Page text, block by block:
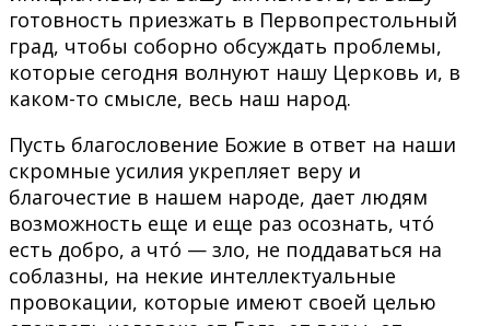
готовность приезжать в Первопрестольный
град, чтобы соборно обсуждать проблемы,
которые сегодня волнуют нашу Церковь и, в
каком-то смысле, весь наш народ.
Пусть благословение Божие в ответ на наши
скромные усилия укрепляет веру и
благочестие в нашем народе, дает людям
возможность еще и еще раз осознать, чтó
есть добро, а чтó — зло, не поддаваться на
соблазны, на некие интеллектуальные
провокации, которые имеют своей целью